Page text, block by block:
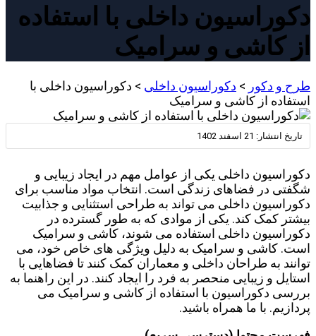
دکوراسیون داخلی با استفاده
از کاشی و سرامیک
طرح و دکور > دکوراسیون داخلی > دکوراسیون داخلی با
استفاده از کاشی و سرامیک
تاریخ انتشار: 21 اسفند 1402
دکوراسیون داخلی یکی از عوامل مهم در ایجاد زیبایی و
شگفتی در فضاهای زندگی است. انتخاب مواد مناسب برای
دکوراسیون داخلی می ‌تواند به طراحی استثنایی و جذابیت
بیشتر کمک کند. یکی از موادی که به طور گسترده در
دکوراسیون داخلی استفاده می ‌شوند، کاشی و سرامیک
است. کاشی و سرامیک به دلیل ویژگی ‌های خاص خود، می‌
توانند به طراحان داخلی و معماران کمک کنند تا فضاهایی با
استایل و زیبایی منحصر به فرد را ایجاد کنند. در این راهنما به
بررسی دکوراسیون با استفاده از کاشی و سرامیک می
‌پردازیم. با ما همراه باشید.